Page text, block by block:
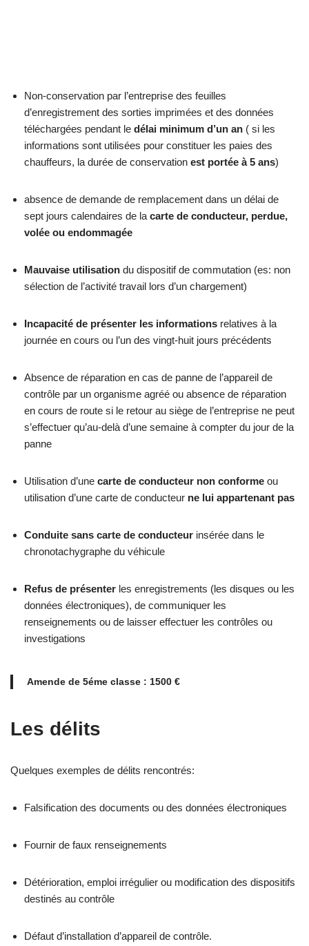
Non-conservation par l’entreprise des feuilles
d’enregistrement des sorties imprimées et des données
téléchargées pendant le délai minimum d’un an ( si les
informations sont utilisées pour constituer les paies des
chauffeurs, la durée de conservation est portée à 5 ans)
absence de demande de remplacement dans un délai de
sept jours calendaires de la carte de conducteur, perdue,
volée ou endommagée
Mauvaise utilisation du dispositif de commutation (es: non
sélection de l’activité travail lors d’un chargement)
Incapacité de présenter les informations relatives à la
journée en cours ou l’un des vingt-huit jours précédents
Absence de réparation en cas de panne de l’appareil de
contrôle par un organisme agréé ou absence de réparation
en cours de route si le retour au siège de l’entreprise ne peut
s’effectuer qu’au-delà d’une semaine à compter du jour de la
panne
Utilisation d’une carte de conducteur non conforme ou
utilisation d’une carte de conducteur ne lui appartenant pas
Conduite sans carte de conducteur insérée dans le
chronotachygraphe du véhicule
Refus de présenter les enregistrements (les disques ou les
données électroniques), de communiquer les
renseignements ou de laisser effectuer les contrôles ou
investigations
Amende de 5éme classe : 1500 €
Les délits
Quelques exemples de délits rencontrés:
Falsification des documents ou des données électroniques
Fournir de faux renseignements
Détérioration, emploi irrégulier ou modification des dispositifs
destinés au contrôle
Défaut d’installation d’appareil de contrôle.